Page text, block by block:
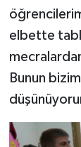
elbette
Bunun